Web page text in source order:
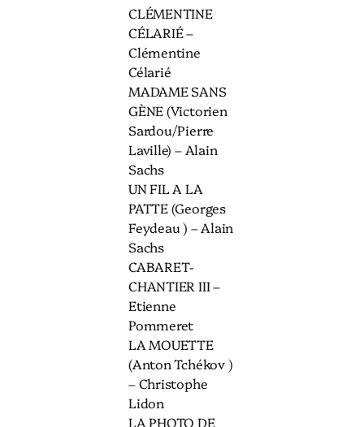
CLÉMENTINE
CÉLARIÉ –
Clémentine
Célarié
MADAME SANS
GÈNE (Victorien
Sardou/Pierre
Laville) – Alain
Sachs
UN FIL A LA
PATTE (Georges
Feydeau ) – Alain
Sachs
CABARET-
CHANTIER III –
Etienne
Pommeret
LA MOUETTE
(Anton Tchékov )
– Christophe
Lidon
LA PHOTO DE